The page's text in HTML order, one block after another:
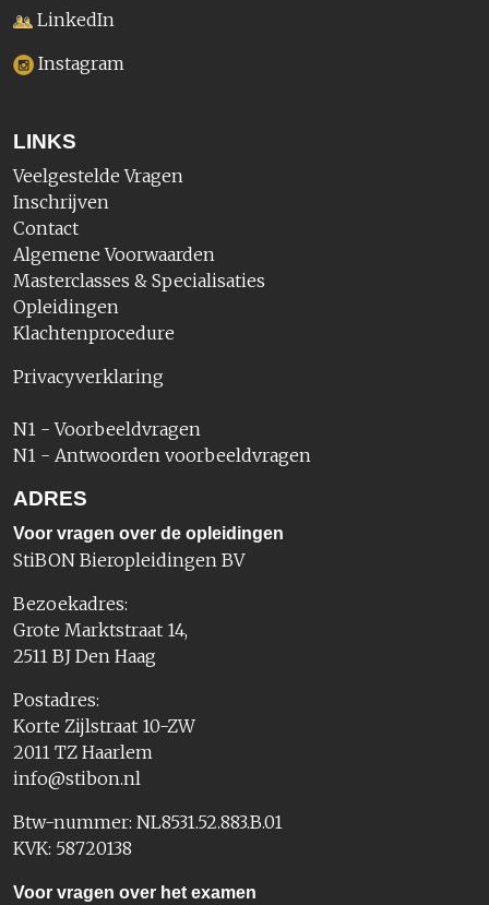
LinkedIn
Instagram
LINKS
Veelgestelde Vragen
Inschrijven
Contact
Algemene Voorwaarden
Masterclasses & Specialisaties
Opleidingen
Klachtenprocedure
Privacyverklaring
N1 - Voorbeeldvragen
N1 - Antwoorden voorbeeldvragen
ADRES
Voor vragen over de opleidingen
StiBON Bieropleidingen BV
Bezoekadres:
Grote Marktstraat 14,
2511 BJ Den Haag
Postadres:
Korte Zijlstraat 10-ZW
2011 TZ Haarlem
info@stibon.nl
Btw-nummer: NL8531.52.883.B.01
KVK: 58720138
Voor vragen over het examen